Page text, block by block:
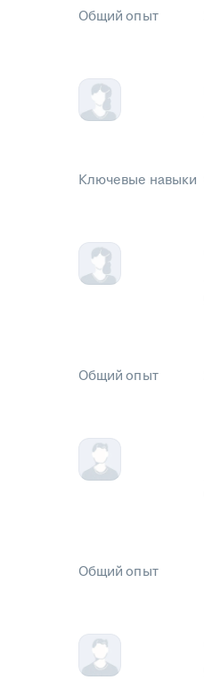
Общий опыт
Ключевые навыки
Общий опыт
Общий опыт